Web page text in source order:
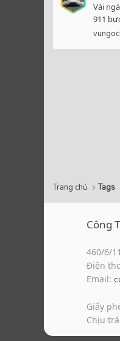
Vài
911
Trang chủ Tags
Công
460/6/
Điện
Email:
Giấy
Chịu